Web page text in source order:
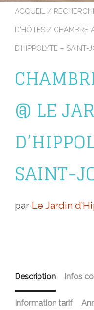
ACCUEIL /
D'HÔTES / CHAMBRE
D’HIPPOLYTE – SAINT-
@ LE
SAINT-
par Le Jardin
Description Infos
Information tarif